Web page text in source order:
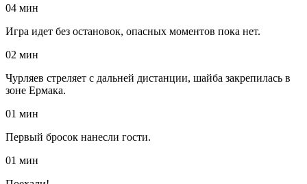
04 мин
Игра идет без остановок, опасных моментов пока нет.
02 мин
Чурляев стреляет с дальней дистанции, шайба закрепилась в
зоне Ермака.
01 мин
Первый бросок нанесли гости.
01 мин